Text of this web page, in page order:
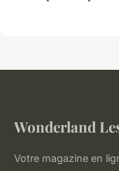
Wonderland
Votre magazine en